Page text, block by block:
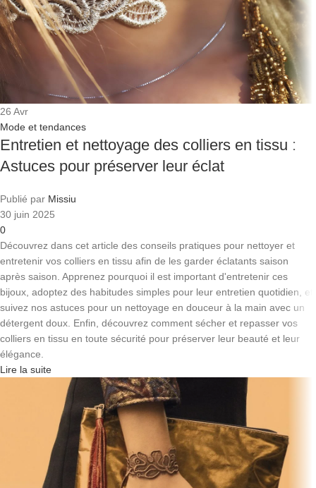
26 Avr
Mode et tendances
Entretien et nettoyage des colliers en tissu :
Astuces pour préserver leur éclat
Publié par Missiu
30 juin 2025
0
Découvrez dans cet article des conseils pratiques pour nettoyer et
entretenir vos colliers en tissu afin de les garder éclatants saison
après saison. Apprenez pourquoi il est important d'entretenir ces
bijoux, adoptez des habitudes simples pour leur entretien quotidien, et
suivez nos astuces pour un nettoyage en douceur à la main avec un
détergent doux. Enfin, découvrez comment sécher et repasser vos
colliers en tissu en toute sécurité pour préserver leur beauté et leur
élégance.
Lire la suite